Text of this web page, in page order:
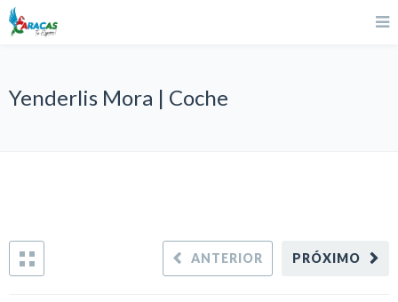
Yenderlis Mora | Coche
PRÓXIMO
ANTERIOR